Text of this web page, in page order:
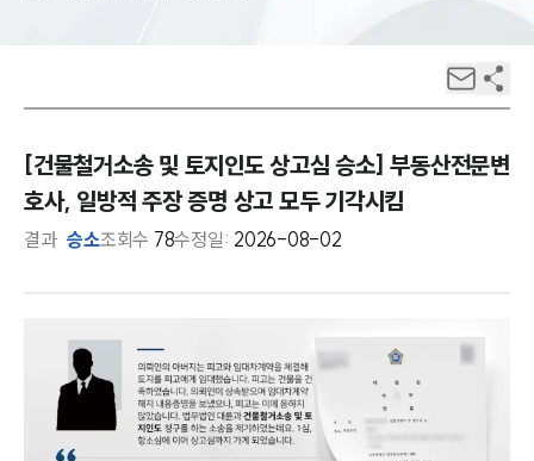
[건물철거소송 및 토지인도 상고심 승소] 부동산전문변
호사, 일방적 주장 증명 상고 모두 기각시킴
결과 승소조회수 78수정일: 2026-08-02